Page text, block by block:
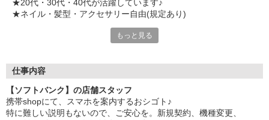
★20代・30代・40代が活躍しています♪
★ネイル・髪型・アクセサリー自由(規定あり)
各キャリアの新機種が特別価格で購入OK！！
特別割引価格でご利用可能☆
お得に過ごしたいあなたの味方です♪
もっと見る
仕事内容
【ソフトバンク】の店舗スタッフ
携帯shopにて、スマホを案内するおシゴト♪
特に難しい説明もないので、ご安心を。新規契約、機種変更、